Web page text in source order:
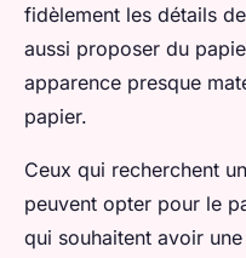
fidèlement les détails
aussi proposer du
apparence presque
papier.
Ceux qui recherchent
peuvent opter pour le
qui souhaitent avoir